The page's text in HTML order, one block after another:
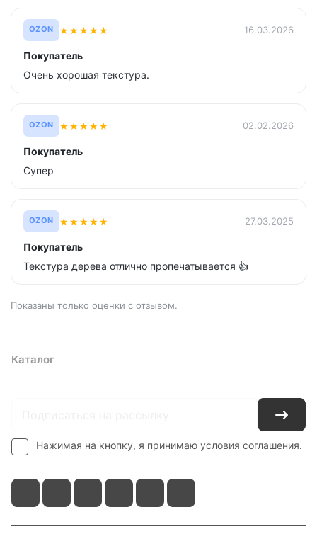
OZON ★★★★★ 16.03.2026
Покупатель
Очень хорошая текстура.
OZON ★★★★★ 02.02.2026
Покупатель
Супер
OZON ★★★★★ 27.03.2025
Покупатель
Текстура дерева отлично пропечатывается 👍
Показаны только оценки с отзывом.
Каталог
Нажимая на кнопку, я принимаю условия соглашения.